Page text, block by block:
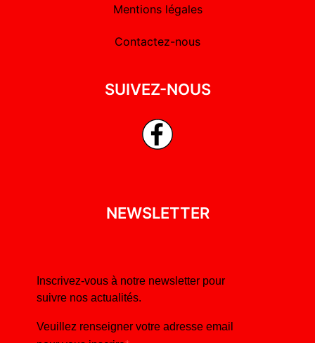
Mentions légales
Contactez-nous
SUIVEZ-NOUS
NEWSLETTER
Inscrivez-vous à notre newsletter pour
suivre nos actualités.
Veuillez renseigner votre adresse email